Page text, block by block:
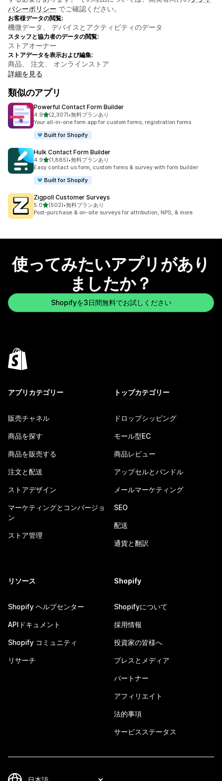
バシーポリシー でご確認ください。
お客様データの閲覧:
機微データ、 デバイスとアクティビティのデータ
スタッフと協力者のデータの閲覧:
ストアオーナー
ストアデータを表示および編集:
商品、 注文、 オンラインストア
詳細を見る
類似のアプリ
Powerful Contact Form Builder
4.95つ星中
(2,307)
合計レビュー数：2307件
•無料プランあり
Your all-in-one form app for custom forms, registration forms
Built for Shopify
Hulk Contact Form Builder
4.95つ星中
(1,885)
合計レビュー数：1885件
•無料プランあり
Easy contact us form, custom forms & survey with form builder
Built for Shopify
Zigpoll Customer Surveys
5.05つ星中
(502)
合計レビュー数：502件
•無料プランあり
Post-purchase & on-site surveys for attribution, NPS, & more
使ってみたいアプリがあり
ましたか？
Shopifyを3日間無料でお試しください
アプリカテゴリー
販売チャネル
商品を探す
商品を販売する
注文と配送
ストアデザイン
マーケティングとコンバージョ
ン
ストア管理
トップカテゴリー
ドロップシッピング
モール型EC
商品レビュー
アップセルとバンドル
メールマーケティング
SEO
配送
通貨と翻訳
リソース
Shopify ヘルプセンター
APIドキュメント
Shopify コミュニティ
リサーチ
Shopify
Shopifyについて
採用情報
投資家の皆様へ
プレスとメディア
パートナー
アフィリエイト
法的事項
サービスステータス